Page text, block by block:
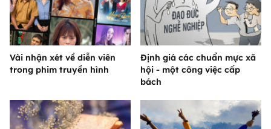
Vài nhận xét về diễn viên
trong phim truyền hình
Định giá các chuẩn mực xã
hội - một công việc cấp
bách